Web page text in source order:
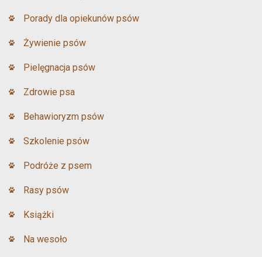
Porady dla opiekunów psów
Żywienie psów
Pielęgnacja psów
Zdrowie psa
Behawioryzm psów
Szkolenie psów
Podróże z psem
Rasy psów
Książki
Na wesoło